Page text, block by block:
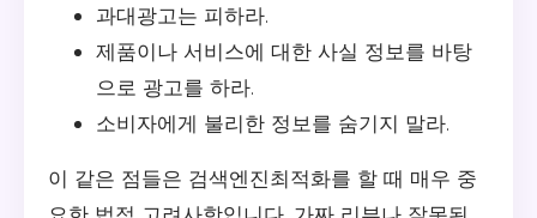
과대광고는 피하라.
제품이나 서비스에 대한 사실 정보를 바탕
으로 광고를 하라.
소비자에게 불리한 정보를 숨기지 말라.
이 같은 점들은 검색엔진최적화를 할 때 매우 중